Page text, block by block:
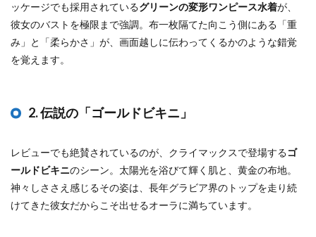
ッケージでも採用されているグリーンの変形ワンピース水着が、
彼女のバストを極限まで強調。布一枚隔てた向こう側にある「重
み」と「柔らかさ」が、画面越しに伝わってくるかのような錯覚
を覚えます。
2. 伝説の「ゴールドビキニ」
レビューでも絶賛されているのが、クライマックスで登場するゴ
ールドビキニのシーン。太陽光を浴びて輝く肌と、黄金の布地。
神々しささえ感じるその姿は、長年グラビア界のトップを走り続
けてきた彼女だからこそ出せるオーラに満ちています。